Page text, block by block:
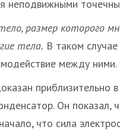
неподвижными
размер которого
тела. В таком
между ними.
приблизительно
Он показал,
что сила